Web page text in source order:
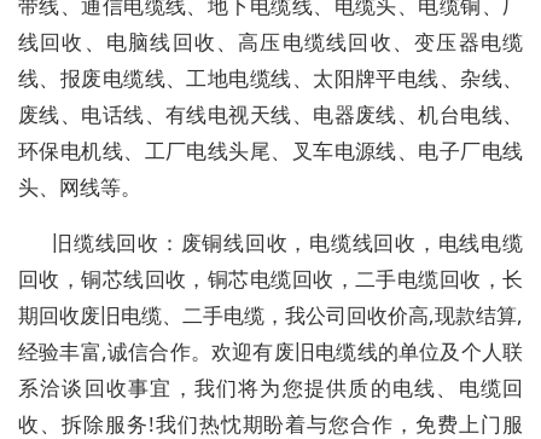
线回收、电脑线回收、高压电缆线回收、变压器电缆
线、报废电缆线、工地电缆线、太阳牌平电线、杂线、
废线、电话线、有线电视天线、电器废线、机台电线、
环保电机线、工厂电线头尾、叉车电源线、电子厂电线
头、网线等。
旧缆线回收：废铜线回收，电缆线回收，电线电缆
回收，铜芯线回收，铜芯电缆回收，二手电缆回收，长
期回收废旧电缆、二手电缆，我公司回收价高,现款结算,
经验丰富,诚信合作。欢迎有废旧电缆线的单位及个人联
系洽谈回收事宜，我们将为您提供质的电线、电缆回
收、拆除服务!我们热忱期盼着与您合作，免费上门服